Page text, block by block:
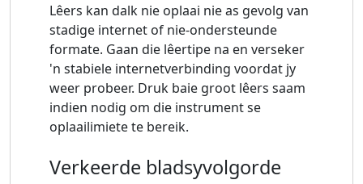
Lêers kan dalk nie oplaai nie as gevolg van
stadige internet of nie-ondersteunde
formate. Gaan die lêertipe na en verseker
'n stabiele internetverbinding voordat jy
weer probeer. Druk baie groot lêers saam
indien nodig om die instrument se
oplaailimiete te bereik.
Verkeerde bladsyvolgorde